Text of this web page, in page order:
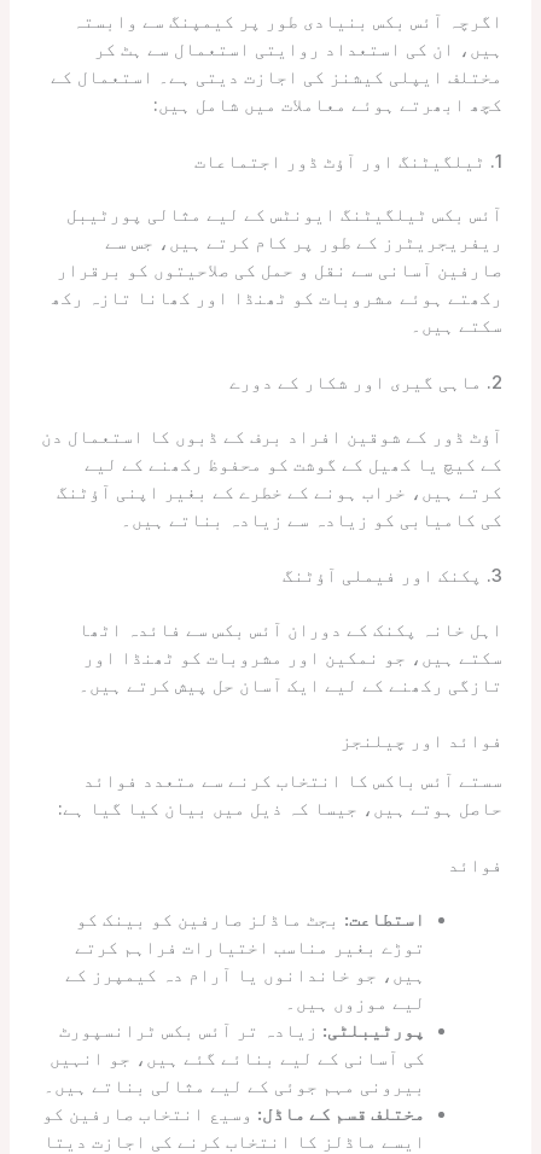
اگرچہ آئس بکس بنیادی طور پر کیمپنگ سے وابستہ
ہیں، ان کی استعداد روایتی استعمال سے ہٹ کر
مختلف ایپلی کیشنز کی اجازت دیتی ہے۔ استعمال کے
کچھ ابھرتے ہوئے معاملات میں شامل ہیں:
1. ٹیلگیٹنگ اور آؤٹ ڈور اجتماعات
آئس بکس ٹیلگیٹنگ ایونٹس کے لیے مثالی پورٹیبل
ریفریجریٹرز کے طور پر کام کرتے ہیں، جس سے
صارفین آسانی سے نقل و حمل کی صلاحیتوں کو برقرار
رکھتے ہوئے مشروبات کو ٹھنڈا اور کھانا تازہ رکھ
سکتے ہیں۔
2. ماہی گیری اور شکار کے دورے
آؤٹ ڈور کے شوقین افراد برف کے ڈبوں کا استعمال دن
کے کیچ یا کھیل کے گوشت کو محفوظ رکھنے کے لیے
کرتے ہیں، خراب ہونے کے خطرے کے بغیر اپنی آؤٹنگ
کی کامیابی کو زیادہ سے زیادہ بناتے ہیں۔
3. پکنک اور فیملی آؤٹنگ
اہل خانہ پکنک کے دوران آئس بکس سے فائدہ اٹھا
سکتے ہیں، جو نمکین اور مشروبات کو ٹھنڈا اور
تازگی رکھنے کے لیے ایک آسان حل پیش کرتے ہیں۔
فوائد اور چیلنجز
سستے آئس باکس کا انتخاب کرنے سے متعدد فوائد
حاصل ہوتے ہیں، جیسا کہ ذیل میں بیان کیا گیا ہے:
فوائد
استطاعت: بجٹ ماڈلز صارفین کو بینک کو
توڑے بغیر مناسب اختیارات فراہم کرتے
ہیں، جو خاندانوں یا آرام دہ کیمپرز کے
لیے موزوں ہیں۔
پورٹیبلٹی: زیادہ تر آئس بکس ٹرانسپورٹ
کی آسانی کے لیے بنائے گئے ہیں، جو انہیں
بیرونی مہم جوئی کے لیے مثالی بناتے ہیں۔
مختلف قسم کے ماڈل: وسیع انتخاب صارفین کو
ایسے ماڈلز کا انتخاب کرنے کی اجازت دیتا